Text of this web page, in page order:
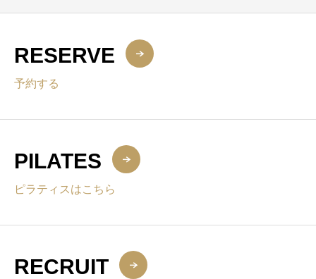
RESERVE
予約する
PILATES
ピラティスはこちら
RECRUIT